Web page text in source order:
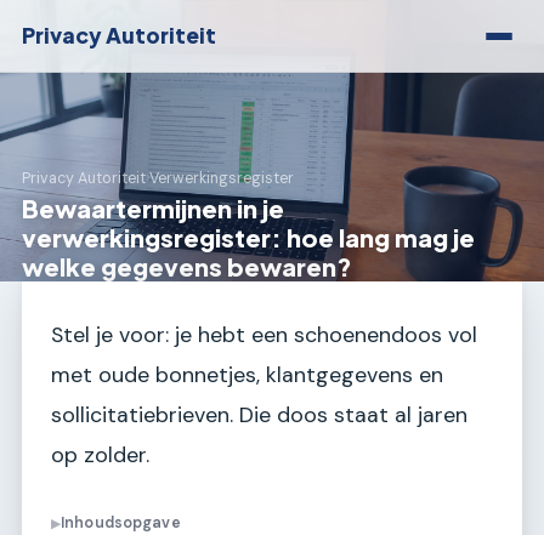
Privacy Autoriteit
Privacy Autoriteit›Verwerkingsregister
Bewaartermijnen in je
verwerkingsregister: hoe lang mag je
welke gegevens bewaren?
Stel je voor: je hebt een schoenendoos vol
met oude bonnetjes, klantgegevens en
sollicitatiebrieven. Die doos staat al jaren
op zolder.
▶Inhoudsopgave